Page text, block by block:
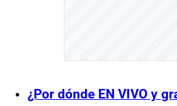
¿Por dónde EN VIVO y